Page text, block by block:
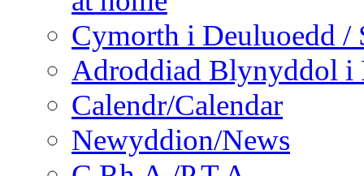
Cymorth i Deuluoedd /
Adroddiad Blynyddol i
Calendr/Calendar
Newyddion/News